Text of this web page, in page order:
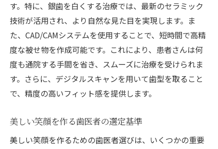
す。特に、銀歯を白くする治療では、最新のセラミック
技術が活用され、より自然な見た目を実現します。ま
た、CAD/CAMシステムを使用することで、短時間で高精
度な被せ物を作成可能です。これにより、患者さんは何
度も通院する手間を省き、スムーズに治療を受けられま
す。さらに、デジタルスキャンを用いて歯型を取ること
で、精度の高いフィット感を提供します。
美しい笑顔を作る歯医者の選定基準
美しい笑顔を作るための歯医者選びは、いくつかの重要